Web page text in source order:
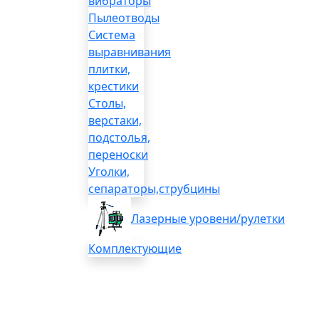
Пылеотводы
Система
выравнивания
плитки,
крестики
Столы,
верстаки,
подстолья,
переноски
Уголки,
сепараторы,струбцины
Лазерные уровени/рулетки
Комплектующие